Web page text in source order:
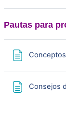
Pautas para
Consejos